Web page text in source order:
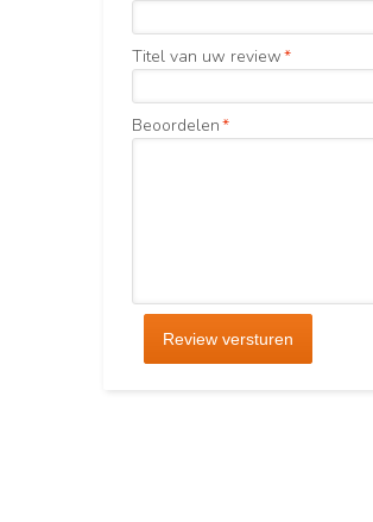
*
Titel van uw review
*
Beoordelen
Review versturen